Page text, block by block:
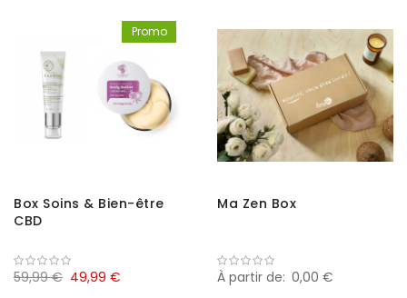
Promo
Box Soins & Bien-être
CBD
49,99 €
59,99 €
Ma Zen Box
À partir de 0,00 €